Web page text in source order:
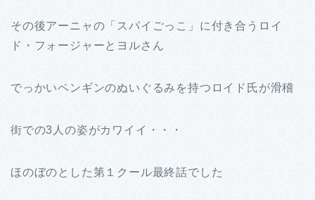
その後アーニャの「スパイごっこ」に付き合うロイ
ド・フォージャーとヨルさん
でっかいペンギンのぬいぐるみを持つロイド氏が滑稽
街での3人の姿がカワイイ・・・
ほのぼのとした第１クール最終話でした